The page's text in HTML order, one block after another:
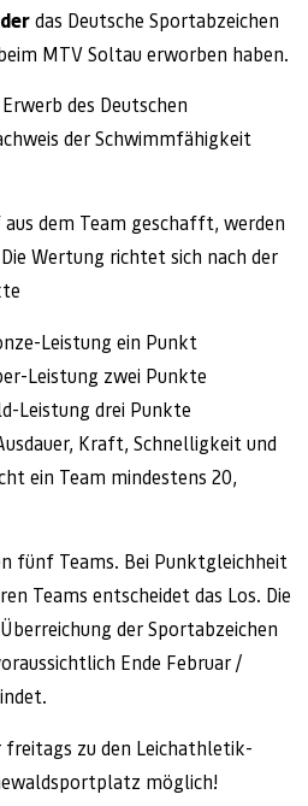
das Deutsche Sportabzeichen
MTV Soltau erworben haben.
des Deutschen
der Schwimmfähigkeit
dem Team geschafft, werden
Wertung richtet sich nach der
Leistung ein Punkt
Leistung zwei Punkte
Leistung drei Punkte
Kraft, Schnelligkeit und
ein Team mindestens 20,
fünf Teams. Bei Punktgleichheit
Teams entscheidet das Los. Die
der Sportabzeichen
Ende Februar /
freitags zu den Leichathletik-
möglich!